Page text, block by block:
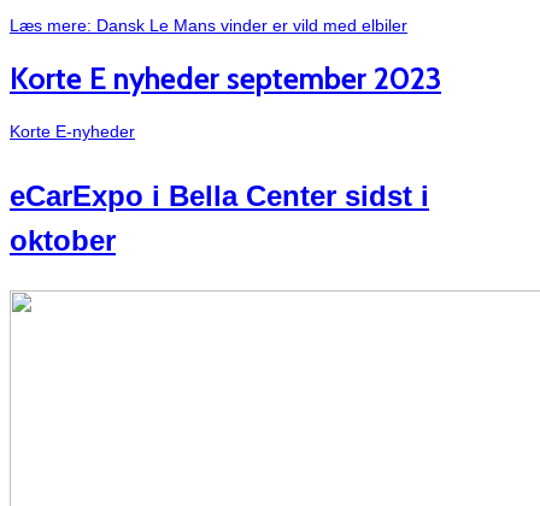
Læs mere: Dansk Le Mans vinder er vild med elbiler
Korte E nyheder september 2023
Korte E-nyheder
eCarExpo i Bella Center sidst i
oktober